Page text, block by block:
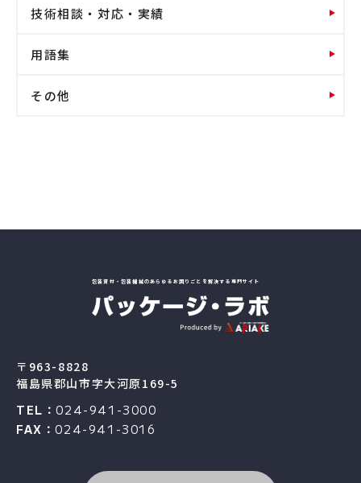
技術相談・対応・実績
用語集
その他
包装資材・包装機械のあらゆるお困りごとを解決する専門サイト
〒963-8828
福島県郡山市字大河原169-5
TEL：024-941-3000
FAX：024-941-3016